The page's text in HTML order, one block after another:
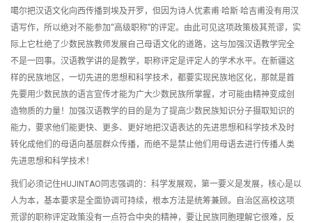
噶尔把汉语文化向西传播到埃及开罗，但因为诗人优素甫·哈斯·哈吉甫没有用汉
语写作，所以绝对不能参加“高级职称”的评定。由此可见这项政策极其荒谬，实
际上它杜绝了少数民族教师发展自己母语文化的道路，这与加强汉语教学完全
不是一回事。汉语教学讲的是教学，职称评定是评定人的学术水平。在新疆这
样的民族地区，一切先进的思想和科学技术，都要实现民族地区化，那就是首
先要用少数民族的语言宣传才能为广大少数民族所掌握，才可能由精神变成创
造物质的力量！加强汉语教学的目的是为了提高少数民族知识分子摄取知识的
能力，要求他们能更快、更多、更好地把汉语表达的先进思想和科学技术及时
转化成他们的母语向基层群众传播，而绝不是禁止他们用母语去进行传播人类
先进思想和科学技术！
我们必须记住HUJINTAO同志强调的：科学发展观，第一要义是发展，核心是以
人为本，基本要求是全面协调可持续，根本方法是统筹兼顾。自治区高校这项
荒谬的职称评定政策没有一点符合中央的精神，要让民族同胞理解它很难，反